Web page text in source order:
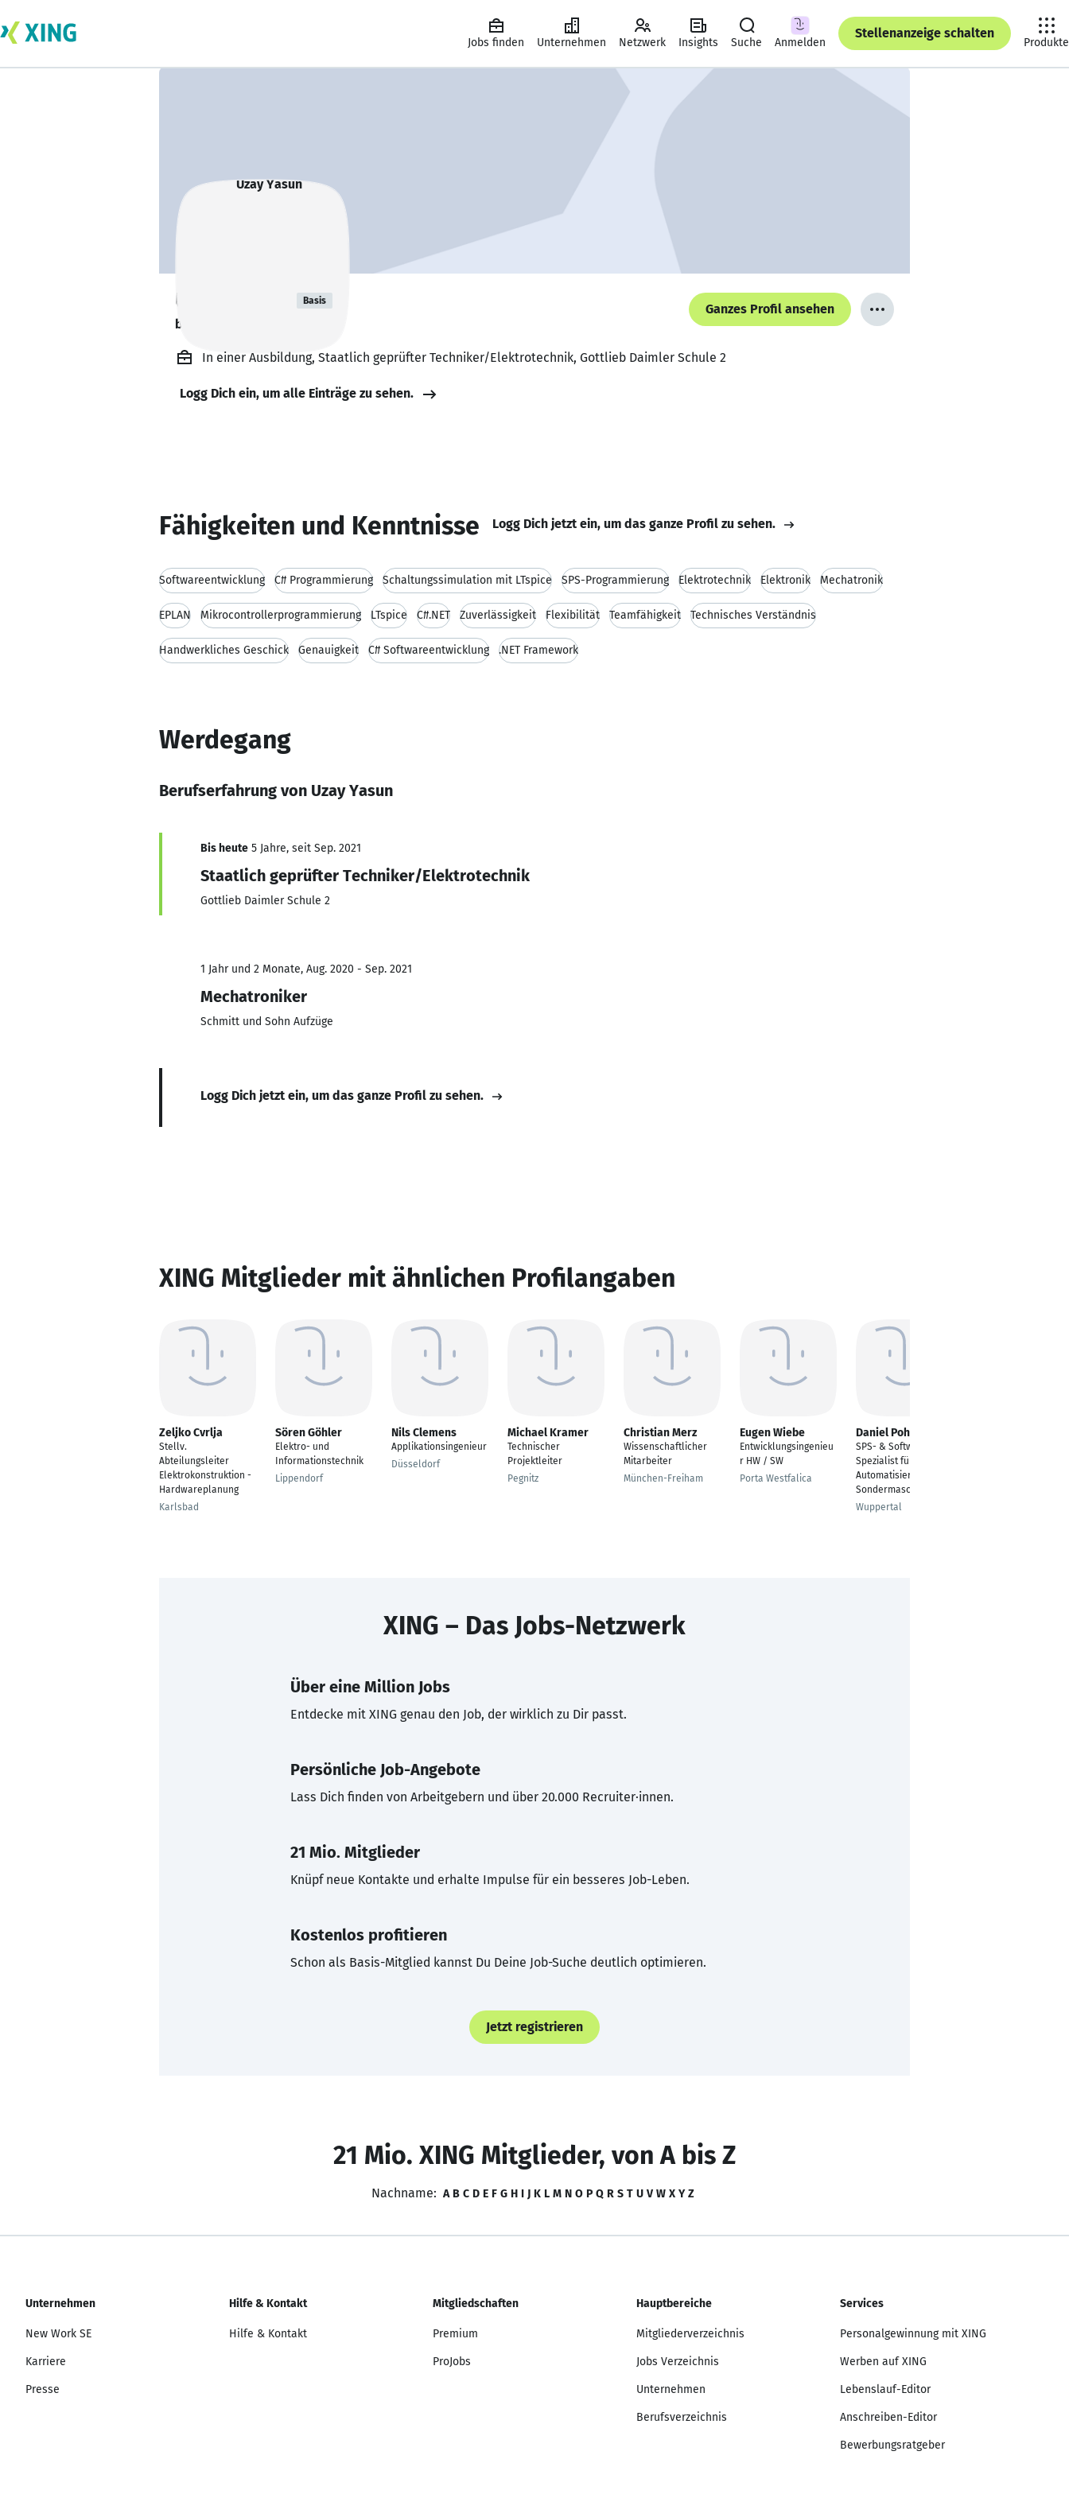
Jobs finden Unternehmen Netzwerk Insights Suche Anmelden
Stellenanzeige schalten
Produkte
Uzay Yasun Basis
bildet sich zurzeit weiter. 🎓
Ganzes Profil ansehen
In einer Ausbildung, Staatlich geprüfter Techniker/Elektrotechnik, Gottlieb Daimler Schule 2
Logg Dich ein, um alle Einträge zu sehen.
Fähigkeiten und Kenntnisse Logg Dich jetzt ein, um das ganze Profil zu sehen.
Softwareentwicklung C# Programmierung Schaltungssimulation mit LTspice SPS-Programmierung Elektrotechnik Elektronik Mechatronik
EPLAN Mikrocontrollerprogrammierung LTspice C#.NET Zuverlässigkeit Flexibilität Teamfähigkeit Technisches Verständnis
Handwerkliches Geschick Genauigkeit C# Softwareentwicklung .NET Framework
Werdegang
Berufserfahrung von Uzay Yasun
Bis heute 5 Jahre, seit Sep. 2021
Staatlich geprüfter Techniker/Elektrotechnik
Gottlieb Daimler Schule 2
1 Jahr und 2 Monate, Aug. 2020 - Sep. 2021
Mechatroniker
Schmitt und Sohn Aufzüge
Logg Dich jetzt ein, um das ganze Profil zu sehen.
XING Mitglieder mit ähnlichen Profilangaben
Zeljko Cvrlja
Stellv.
Abteilungsleiter
Elektrokonstruktion -
Hardwareplanung
Karlsbad
Sören Göhler
Elektro- und
Informationstechnik
Lippendorf
Nils Clemens
Applikationsingenieur
Düsseldorf
Michael Kramer
Technischer
Projektleiter
Pegnitz
Christian Merz
Wissenschaftlicher
Mitarbeiter
München-Freiham
Eugen Wiebe
Entwicklungsingenieu
r HW / SW
Porta Westfalica
Daniel Pohl
SPS- & Software-
Spezialist für
Automatisierung und
Sondermaschinenbau
Wuppertal
XING – Das Jobs-Netzwerk
Über eine Million Jobs
Entdecke mit XING genau den Job, der wirklich zu Dir passt.
Persönliche Job-Angebote
Lass Dich finden von Arbeitgebern und über 20.000 Recruiter·innen.
21 Mio. Mitglieder
Knüpf neue Kontakte und erhalte Impulse für ein besseres Job-Leben.
Kostenlos profitieren
Schon als Basis-Mitglied kannst Du Deine Job-Suche deutlich optimieren.
Jetzt registrieren
21 Mio. XING Mitglieder, von A bis Z
Nachname: A B C D E F G H I J K L M N O P Q R S T U V W X Y Z
Unternehmen
New Work SE
Karriere
Presse
Hilfe & Kontakt
Hilfe & Kontakt
Mitgliedschaften
Premium
ProJobs
Hauptbereiche
Mitgliederverzeichnis
Jobs Verzeichnis
Unternehmen
Berufsverzeichnis
Services
Personalgewinnung mit XING
Werben auf XING
Lebenslauf-Editor
Anschreiben-Editor
Bewerbungsratgeber